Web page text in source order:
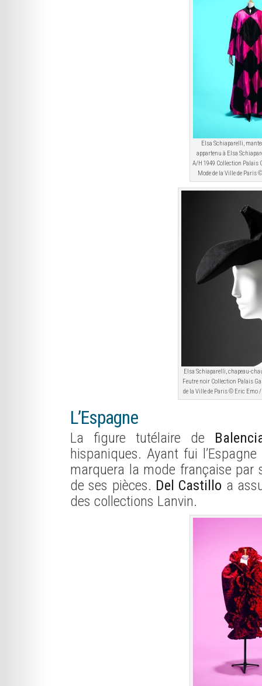
Elsa Schiaparelli,
appartenu à Elsa
A/H 1949 Collection Palais
Mode de la Ville de Paris
Elsa Schiaparelli, chapeau-
Feutre noir Collection Palais
de la Ville de Paris © Eric Emo
L’Espagne
La figure tutélaire de
hispaniques. Ayant fui
marquera la mode française par
de ses pièces. Del Castillo a
des collections Lanvin.